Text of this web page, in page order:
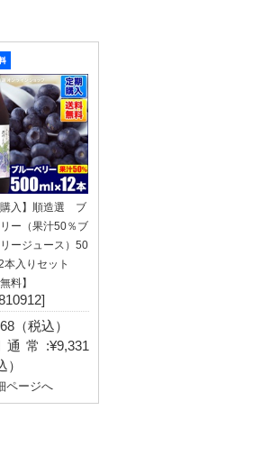
購入】順造選 ブ
ー（果汁50％ブ
ージュース）50
本入りセット
料】
（税込）
常:¥9,331
）
ページへ